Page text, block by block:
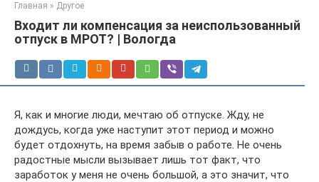
Главная » Другое
Входит ли компенсация за неиспользованный
отпуск в МРОТ? | Вологда
Я, как и многие люди, мечтаю об отпуске. Жду, не
дождусь, когда уже наступит этот период и можно
будет отдохнуть, на время забыв о работе. Не очень
радостные мысли вызывает лишь тот факт, что
заработок у меня не очень большой, а это значит, что